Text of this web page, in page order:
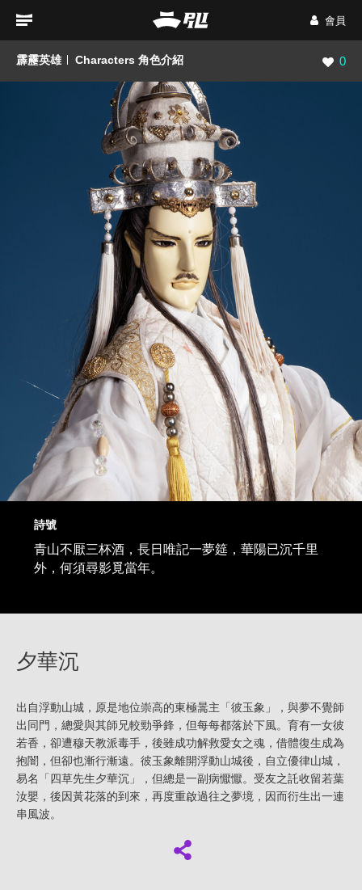
會員
霹靂英雄 Characters 角色介紹 瀏覽
0
詩號
青山不厭三杯酒，長日唯記一夢筵，華陽已沉千里
外，何須尋影覓當年。
夕華沉
出自浮動山城，原是地位崇高的東極暠主「彼玉象」，與夢不覺師
出同門，總愛與其師兄較勁爭鋒，但每每都落於下風。育有一女彼
若香，卻遭穆天教派毒手，後雖成功解救愛女之魂，借體復生成為
抱闇，但卻也漸行漸遠。彼玉象離開浮動山城後，自立優律山城，
易名「四草先生夕華沉」，但總是一副病懨懨。受友之託收留若葉
汝嬰，後因黃花落的到來，再度重啟過往之夢境，因而衍生出一連
串風波。